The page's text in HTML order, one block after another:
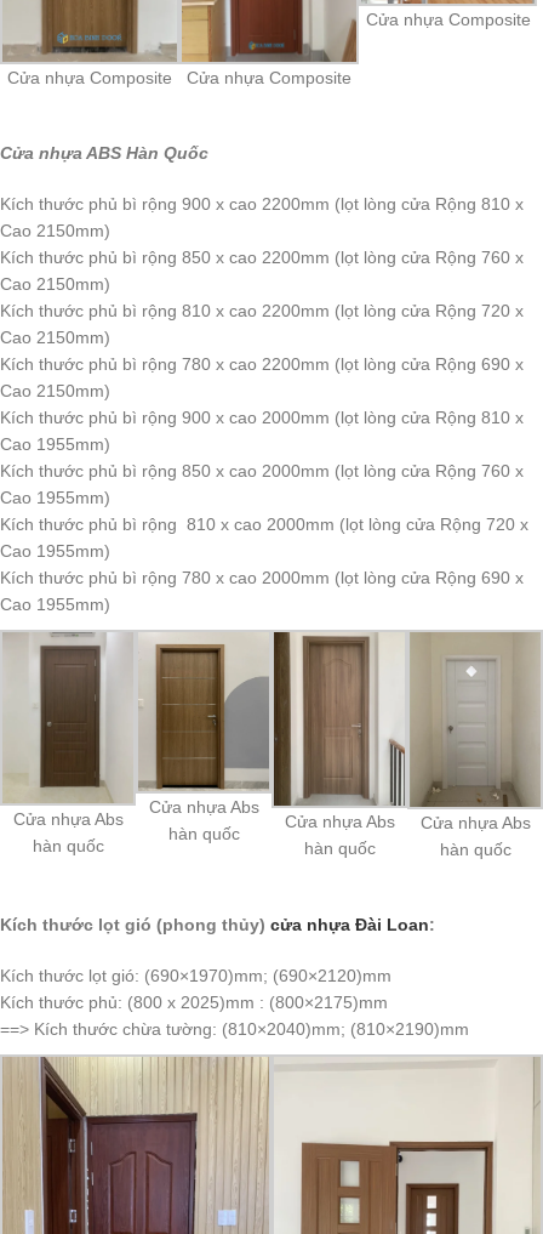
Cửa nhựa Composite Cửa nhựa Composite
Cửa nhựa Composite
Cửa nhựa ABS Hàn Quốc
Kích thước phủ bì rộng 900 x cao 2200mm (lọt lòng cửa Rộng 810 x
Cao 2150mm)
Kích thước phủ bì rộng 850 x cao 2200mm (lọt lòng cửa Rộng 760 x
Cao 2150mm)
Kích thước phủ bì rộng 810 x cao 2200mm (lọt lòng cửa Rộng 720 x
Cao 2150mm)
Kích thước phủ bì rộng 780 x cao 2200mm (lọt lòng cửa Rộng 690 x
Cao 2150mm)
Kích thước phủ bì rộng 900 x cao 2000mm (lọt lòng cửa Rộng 810 x
Cao 1955mm)
Kích thước phủ bì rộng 850 x cao 2000mm (lọt lòng cửa Rộng 760 x
Cao 1955mm)
Kích thước phủ bì rộng 810 x cao 2000mm (lọt lòng cửa Rộng 720 x
Cao 1955mm)
Kích thước phủ bì rộng 780 x cao 2000mm (lọt lòng cửa Rộng 690 x
Cao 1955mm)
Cửa nhựa Abs
hàn quốc
Cửa nhựa Abs
hàn quốc
Cửa nhựa Abs
hàn quốc
Cửa nhựa Abs
hàn quốc
Kích thước lọt gió (phong thủy) cửa nhựa Đài Loan:
Kích thước lọt gió: (690×1970)mm; (690×2120)mm
Kích thước phủ: (800 x 2025)mm : (800×2175)mm
==> Kích thước chừa tường: (810×2040)mm; (810×2190)mm